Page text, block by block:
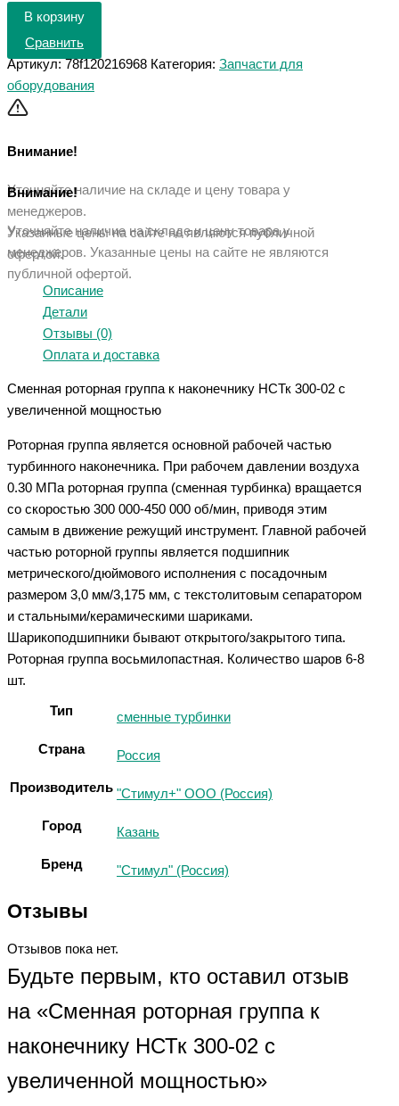
В корзину
Сравнить
Артикул:78f120216968 Категория: Запчасти для
оборудования
Внимание!
Уточняйте наличие на складе и цену товара у
менеджеров.
Указанные цены на сайте не являются публичной
офертой.
Внимание!
Уточняйте наличие на складе и цену товара у
менеджеров. Указанные цены на сайте не являются
публичной офертой.
Описание
Детали
Отзывы (0)
Оплата и доставка
Сменная роторная группа к наконечнику НСТк 300-02 с
увеличенной мощностью
Роторная группа является основной рабочей частью
турбинного наконечника. При рабочем давлении воздуха
0.30 МПа роторная группа (сменная турбинка) вращается
со скоростью 300 000-450 000 об/мин, приводя этим
самым в движение режущий инструмент. Главной рабочей
частью роторной группы является подшипник
метрического/дюймового исполнения с посадочным
размером 3,0 мм/3,175 мм, с текстолитовым сепаратором
и стальными/керамическими шариками.
Шарикоподшипники бывают открытого/закрытого типа.
Роторная группа восьмилопастная. Количество шаров 6-8
шт.
Тип сменные турбинки
Страна Россия
Производитель "Стимул+" ООО (Россия)
Город Казань
Бренд "Стимул" (Россия)
Отзывы
Отзывов пока нет.
Будьте первым, кто оставил отзыв
на «Сменная роторная группа к
наконечнику НСТк 300-02 с
увеличенной мощностью»